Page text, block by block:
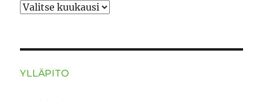
ARKISTO
YLLÄPITO